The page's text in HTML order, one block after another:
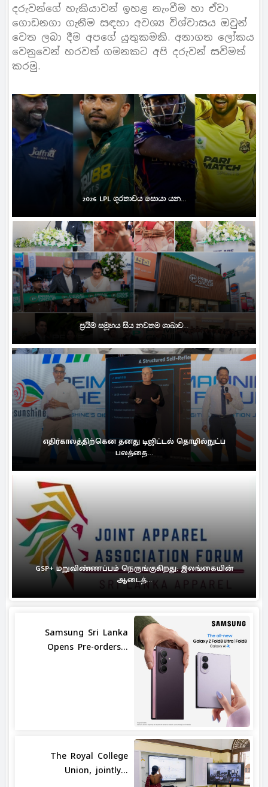
දරුවන්ගේ හැකියාවන් ඉහළ නැංවීම හා ඒවා
ගොඩනගා ගැනීම සඳහා අවශ්‍ය විශ්වාසය ඔවුන්
වෙත ලබා දීම අපගේ යුතුකමකි. අනාගත ලෝකය
වෙනුවෙන් හරවත් ගමනකට අපි දරුවන් සවිමත්
කරමු.
2026 LPL ශූරතාවය සොයා යන...
ප්‍රයිම් සමූහය සිය නවතම ශාඛාව...
எதிர்காலத்திற்கென தனது டிஜிட்டல் தொழில்நுட்ப
பலத்தை...
GSP+ மறுவிண்ணப்பம் நெருங்குகிறது: இலங்கையின்
ஆடைத்...
Samsung Sri Lanka
Opens Pre-orders...
The Royal College
Union, jointly...